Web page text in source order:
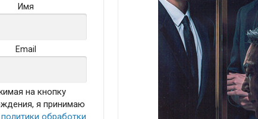
Имя
Email
на кнопку
я принимаю
политики обработки